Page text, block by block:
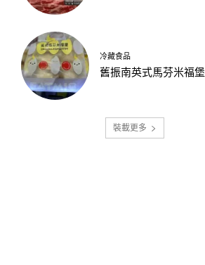
冷藏食品
舊振南英式馬芬米福
裝載更多